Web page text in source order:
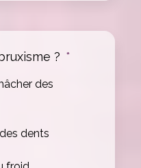
? *
des
dents